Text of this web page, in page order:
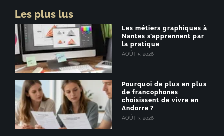
Les plus lus
Les métiers graphiques à
Nantes s’apprennent par
la pratique
AOÛT 5, 2026
Pourquoi de plus en plus
de francophones
choisissent de vivre en
Andorre ?
AOÛT 3, 2026